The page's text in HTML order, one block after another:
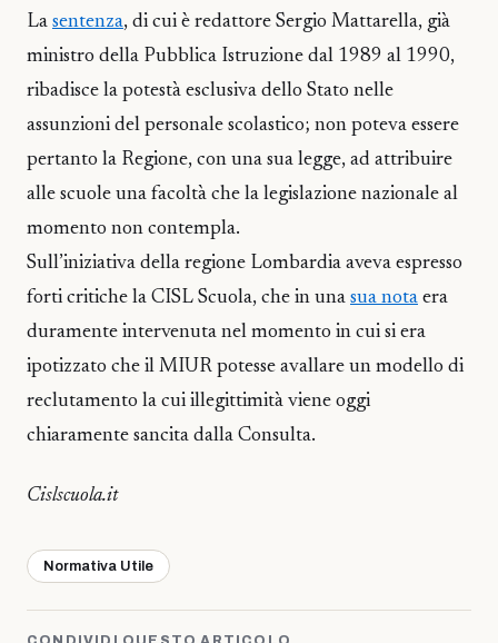
La sentenza, di cui è redattore Sergio Mattarella, già
ministro della Pubblica Istruzione dal 1989 al 1990,
ribadisce la potestà esclusiva dello Stato nelle
assunzioni del personale scolastico; non poteva essere
pertanto la Regione, con una sua legge, ad attribuire
alle scuole una facoltà che la legislazione nazionale al
momento non contempla.
Sull’iniziativa della regione Lombardia aveva espresso
forti critiche la CISL Scuola, che in una sua nota era
duramente intervenuta nel momento in cui si era
ipotizzato che il MIUR potesse avallare un modello di
reclutamento la cui illegittimità viene oggi
chiaramente sancita dalla Consulta.
Cislscuola.it
Normativa Utile